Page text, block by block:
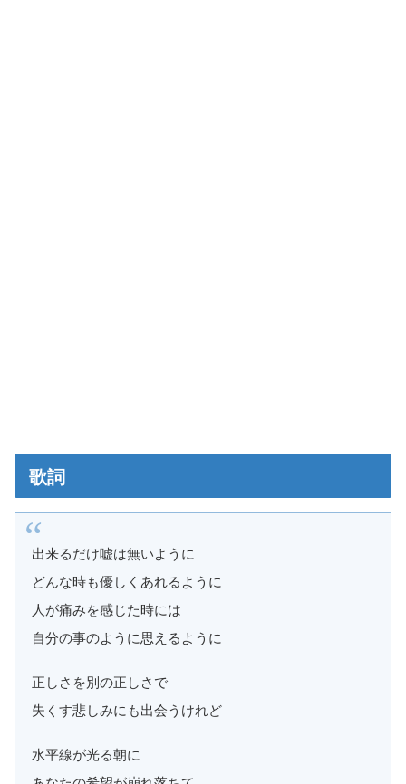
歌詞
出来るだけ嘘は無いように
どんな時も優しくあれるように
人が痛みを感じた時には
自分の事のように思えるように
正しさを別の正しさで
失くす悲しみにも出会うけれど
水平線が光る朝に